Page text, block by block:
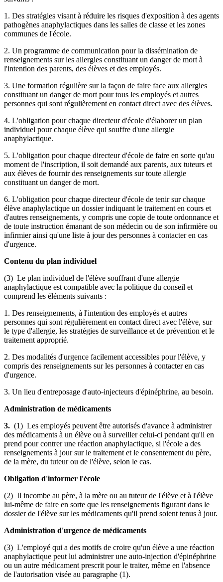
1. Des stratégies visant à réduire les risques d'exposition à des agents
pathogènes anaphylactiques dans les salles de classe et les zones
communes de l'école.
2. Un programme de communication pour la dissémination de
renseignements sur les allergies constituant un danger de mort à
l'intention des parents, des élèves et des employés.
3. Une formation régulière sur la façon de faire face aux allergies
constituant un danger de mort pour tous les employés et autres
personnes qui sont régulièrement en contact direct avec des élèves.
4. L'obligation pour chaque directeur d'école d'élaborer un plan
individuel pour chaque élève qui souffre d'une allergie
anaphylactique.
5. L'obligation pour chaque directeur d'école de faire en sorte qu'au
moment de l'inscription, il soit demandé aux parents, aux tuteurs et
aux élèves de fournir des renseignements sur toute allergie
constituant un danger de mort.
6. L'obligation pour chaque directeur d'école de tenir sur chaque
élève anaphylactique un dossier indiquant le traitement en cours et
d'autres renseignements, y compris une copie de toute ordonnance et
de toute instruction émanant de son médecin ou de son infirmière ou
infirmier ainsi qu'une liste à jour des personnes à contacter en cas
d'urgence.
Contenu du plan individuel
(3) Le plan individuel de l'élève souffrant d'une allergie
anaphylactique est compatible avec la politique du conseil et
comprend les éléments suivants :
1. Des renseignements, à l'intention des employés et autres
personnes qui sont régulièrement en contact direct avec l'élève, sur
le type d'allergie, les stratégies de surveillance et de prévention et le
traitement approprié.
2. Des modalités d'urgence facilement accessibles pour l'élève, y
compris des renseignements sur les personnes à contacter en cas
d'urgence.
3. Un lieu d'entreposage d'auto-injecteurs d'épinéphrine, au besoin.
Administration de médicaments
3. (1) Les employés peuvent être autorisés d'avance à administrer
des médicaments à un élève ou à surveiller celui-ci pendant qu'il en
prend pour contrer une réaction anaphylactique, si l'école a des
renseignements à jour sur le traitement et le consentement du père,
de la mère, du tuteur ou de l'élève, selon le cas.
Obligation d'informer l'école
(2) Il incombe au père, à la mère ou au tuteur de l'élève et à l'élève
lui-même de faire en sorte que les renseignements figurant dans le
dossier de l'élève sur les médicaments qu'il prend soient tenus à jour.
Administration d'urgence de médicaments
(3) L'employé qui a des motifs de croire qu'un élève a une réaction
anaphylactique peut lui administrer une auto-injection d'épinéphrine
ou un autre médicament prescrit pour le traiter, même en l'absence
de l'autorisation visée au paragraphe (1).